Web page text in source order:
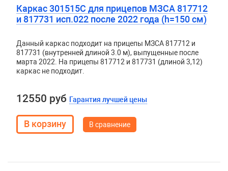
Каркас 301515С для прицепов МЗСА 817712
и 817731 исп.022 после 2022 года (h=150 см)
Данный каркас подходит на прицепы МЗСА 817712 и
817731 (внутренней длиной 3.0 м), выпущенные после
марта 2022. На прицепы 817712 и 817731 (длиной 3,12)
каркас не подходит.
12550 руб Гарантия лучшей цены
В сравнение